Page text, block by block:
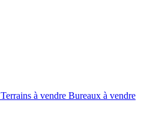
Terrains à vendre Bureaux à vendre